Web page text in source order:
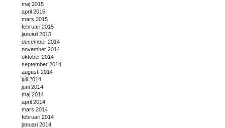
maj 2015
april 2015
mars 2015
februari 2015
januari 2015
december 2014
november 2014
oktober 2014
september 2014
augusti 2014
juli 2014
juni 2014
maj 2014
april 2014
mars 2014
februari 2014
januari 2014